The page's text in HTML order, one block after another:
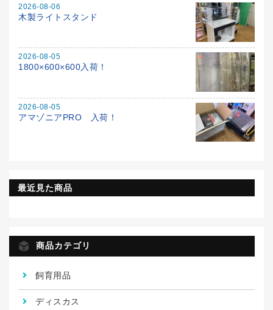
2026-08-06
木製ライトスタンド
2026-08-05
1800×600×600入荷！
2026-08-05
アマゾニアPRO 入荷！
最近見た商品
商品カテゴリ
飼育用品
ディスカス